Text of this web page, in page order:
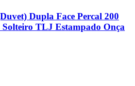
Dupla Face Percal 200
TLJ Estampado Onça